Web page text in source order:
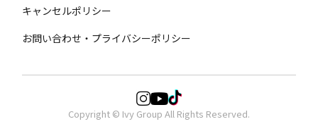
キャンセルポリシー
お問い合わせ・プライバシーポリシー
Copyright © Ivy Group All Rights Reserved.